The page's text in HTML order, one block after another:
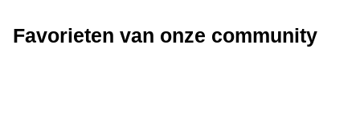
Favorieten van onze community